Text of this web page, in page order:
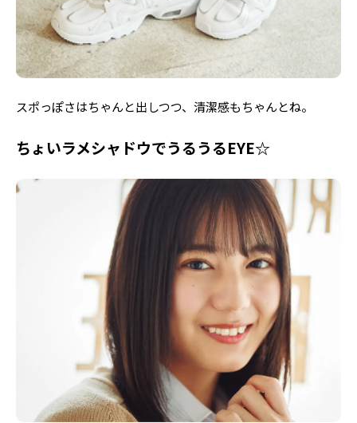
スポっぽさはちゃんと出しつつ、清潔感もちゃんとね。
ちょいラメシャドウでうるうるEYE☆